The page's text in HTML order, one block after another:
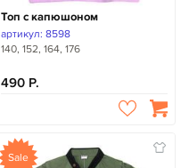
Топ с капюшоном
артикул: 8598
140, 152, 164, 176
490
Sale